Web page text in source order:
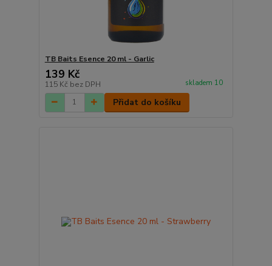
TB Baits Esence 20 ml - Garlic
139 Kč
115 Kč bez DPH skladem 10
Přidat do košíku